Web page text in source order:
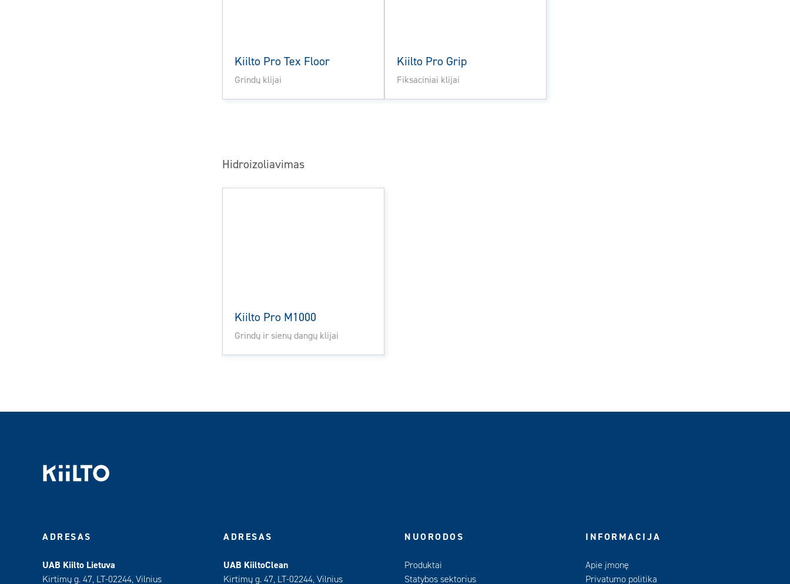
Kiilto Pro Tex Floor
Grindų klijai
Kiilto Pro Grip
Fiksaciniai klijai
Hidroizoliavimas
Kiilto Pro M1000
Grindų ir sienų dangų klijai
ADRESAS
UAB Kiilto Lietuva
Kirtimų g. 47, LT-02244, Vilnius
ADRESAS
UAB KiiltoClean
Kirtimų g. 47, LT-02244, Vilnius
NUORODOS
Produktai
Statybos sektorius
INFORMACIJA
Apie įmonę
Privatumo politika